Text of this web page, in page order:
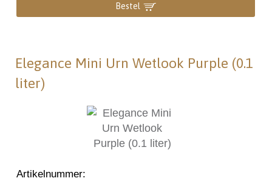
Bestel
Elegance Mini Urn Wetlook Purple (0.1
liter)
Artikelnummer: